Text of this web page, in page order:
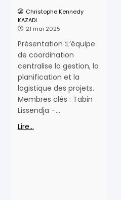
Christophe Kennedy
KAZADI
21 mai 2025
Présentation :L’équipe
de coordination
centralise la gestion, la
planification et la
logistique des projets.
Membres clés : Tabin
Lissendja –…
Lire...